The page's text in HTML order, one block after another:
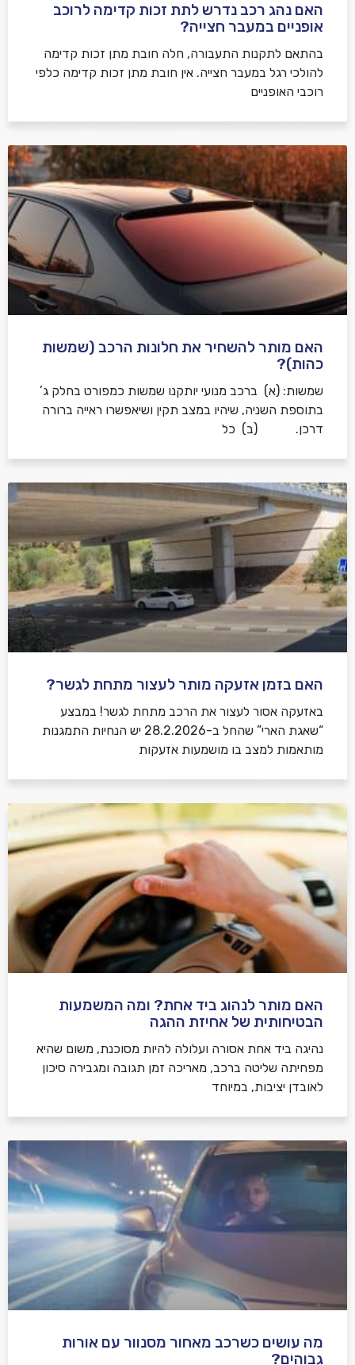
שלח משוב
האם נהג רכב נדרש לתת זכות קדימה לרוכב
אופניים במעבר חצייה?
בהתאם לתקנות התעבורה, חלה חובת מתן זכות קדימה
להולכי רגל במעבר חצייה. אין חובת מתן זכות קדימה כלפי
רוכבי האופניים
האם מותר להשחיר את חלונות הרכב (שמשות
כהות)?
שמשות: (א) ברכב מנועי יותקנו שמשות כמפורט בחלק ג’
בתוספת השניה, שיהיו במצב תקין ושיאפשרו ראייה ברורה
דרכן. (ב) כל
האם בזמן אזעקה מותר לעצור מתחת לגשר?
באזעקה אסור לעצור את הרכב מתחת לגשר! במבצע
“שאגת הארי” שהחל ב-28.2.2026 יש הנחיות התמגנות
מותאמות למצב בו מושמעות אזעקות
האם מותר לנהוג ביד אחת? ומה המשמעות
הבטיחותית של אחיזת ההגה
נהיגה ביד אחת אסורה ועלולה להיות מסוכנת, משום שהיא
מפחיתה שליטה ברכב, מאריכה זמן תגובה ומגבירה סיכון
לאובדן יציבות, במיוחד
מה עושים כשרכב מאחור מסנוור עם אורות
גבוהים?